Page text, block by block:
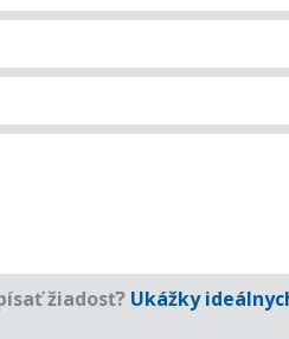
žiadosť? Ukážky